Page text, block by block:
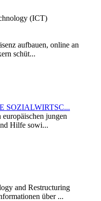
(ICT)
aufbauen, online an
schüt...
SOZIALWIRTSC...
jungen
Hilfe sowi...
and Restructuring
über ...